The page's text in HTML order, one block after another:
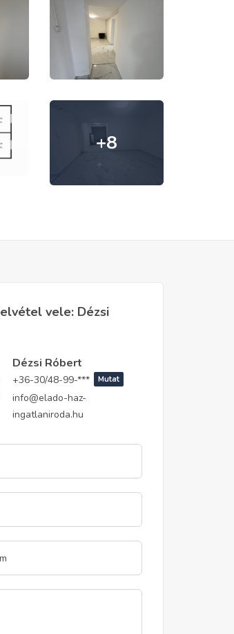
+8
vele: Dézsi
Dézsi Róbert
+36-30/48-99-*** Mutat
info@elado-haz-
ingatlaniroda.hu